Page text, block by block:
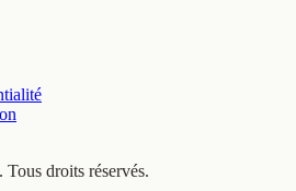
droits réservés.